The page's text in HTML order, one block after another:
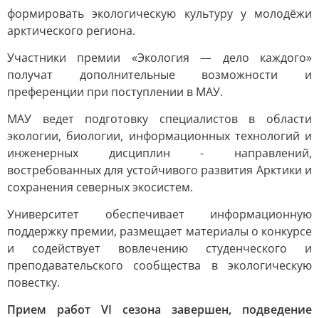
формировать экологическую культуру у молодёжи
арктического региона.
Участники премии «Экология — дело каждого»
получат дополнительные возможности и
преференции при поступлении в МАУ.
МАУ ведет подготовку специалистов в области
экологии, биологии, информационных технологий и
инженерных дисциплин - направлений,
востребованных для устойчивого развития Арктики и
сохранения северных экосистем.
Университет обеспечивает информационную
поддержку премии, размещает материалы о конкурсе
и содействует вовлечению студенческого и
преподавательского сообщества в экологическую
повестку.
Прием работ VI сезона завершен, подведение